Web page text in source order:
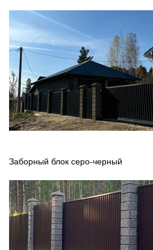
Заборный блок серо-черный